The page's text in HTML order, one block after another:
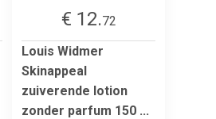
€ 12.72
Louis Widmer
Skinappeal
zuiverende lotion
zonder parfum 150 ...